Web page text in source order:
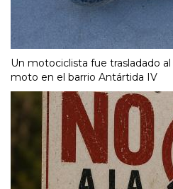
Un motociclista fue trasladado
moto en el barrio Antártida IV